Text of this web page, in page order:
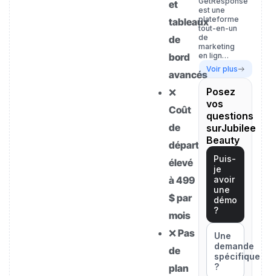
et
tableaux
de
bord
avancés
❌
Coût
de
départ
élevé
à 499
$ par
mois
❌ Pas
de
plan
est une
plateforme
tout-en-un
de
marketing
en lign…
Voir plus
Posez
vos
questions
surJubilee
Beauty
Puis-
je
avoir
une
démo
?
Une
demande
spécifique
?